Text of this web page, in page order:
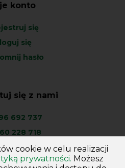
konto
się
się
hasło
się z nami
692 737
228 718
1A
Kotórz Mały
cookie w celu realizacji
prywatności. Możesz